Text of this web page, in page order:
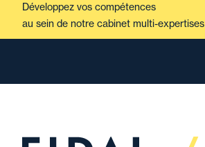
Développez vos compétences
au sein de notre cabinet multi-expertises